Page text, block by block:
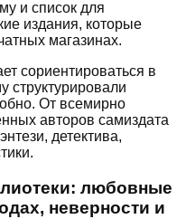
и список для
издания, которые
магазинах.
сориентироваться в
структурировали
От всемирно
авторов самиздата
детектива,
любовные
неверности и